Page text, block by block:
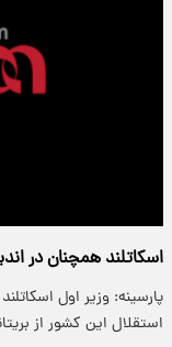
اسکاتلند همچنان در
پارسینه: وزیر اول
استقلال این کشور از